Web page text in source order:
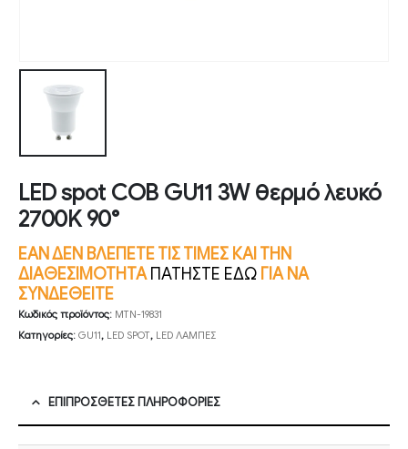
LED spot COB GU11 3W θερμό λευκό
2700K 90°
ΕΑΝ ΔΕΝ ΒΛΕΠΕΤΕ ΤΙΣ ΤΙΜΕΣ ΚΑΙ ΤΗΝ
ΔΙΑΘΕΣΙΜΟΤΗΤΑ ΠΑΤΗΣΤΕ ΕΔΩ ΓΙΑ ΝΑ
ΣΥΝΔΕΘΕΙΤΕ
Κωδικός προϊόντος: MTN-19831
Κατηγορίες: GU11, LED SPOT, LED ΛΑΜΠΕΣ
ΕΠΙΠΡΌΣΘΕΤΕΣ ΠΛΗΡΟΦΟΡΊΕΣ